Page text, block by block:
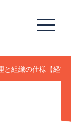
と組織の仕様【経営